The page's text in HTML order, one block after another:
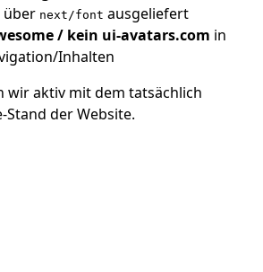
über next/font ausgeliefert
/ kein ui-avatars.com in
Inhalten
wir aktiv mit dem tatsächlich
Stand der Website.